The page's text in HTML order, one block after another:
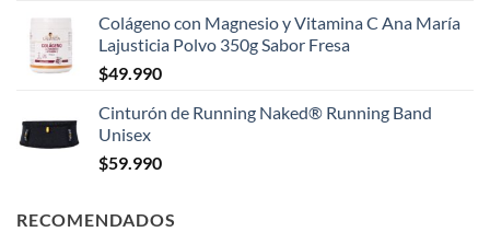
Colágeno con Magnesio y Vitamina C Ana María
Lajusticia Polvo 350g Sabor Fresa
$49.990
Cinturón de Running Naked® Running Band
Unisex
$59.990
RECOMENDADOS